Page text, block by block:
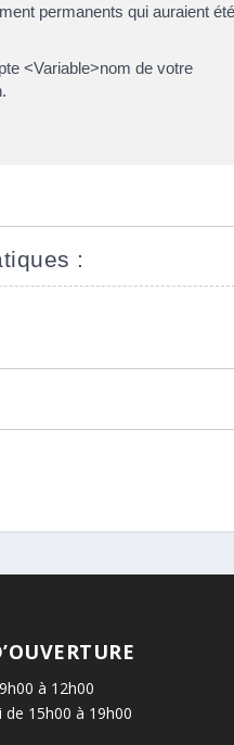
permanents qui auraient
<Variable>nom de votre
:
à 12h00
de 15h00 à 19h00